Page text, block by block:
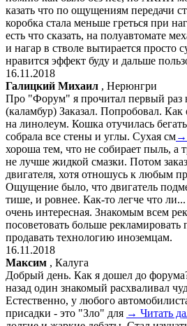
казать что по ощущениям передачи
коробка стала меньше греться при
есть что сказать, на полуавтомате
и нагар в стволе вытирается просто
нравится эффект буду и дальше
16.11.2018
Галицкий Михаил , Нерюнгри
Про "Форум" я прочитал первый раз
(каламбур) Заказал. Попробовал.
на линолеум. Кошка отучилась
собрала все стены и углы. Сухая см→
хороша тем, что не собирает пыль, а
не лучше жидкой смазки. Потом
двигателя, хотя отношусь к любым
Ощущение было, что двигатель
тише, и ровнее. Как-то легче что
очень интересная. Знакомым всем
посоветовать больше
продавать технологию иноземцам.
16.11.2018
Максим , Калуга
Добрый день. Как я дошел до
назад один знакомый расхваливал
Естественно, у любого
присадки - это "Зло" для → Читать